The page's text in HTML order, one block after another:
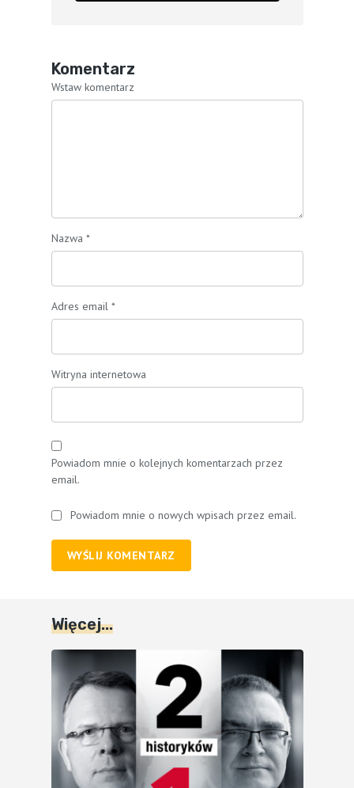
Komentarz
Wstaw komentarz
Nazwa *
Adres email *
Witryna internetowa
Powiadom mnie o kolejnych komentarzach przez
email.
Powiadom mnie o nowych wpisach przez email.
WYŚLIJ KOMENTARZ
Więcej...